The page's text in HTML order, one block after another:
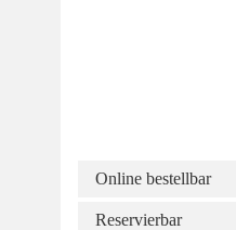
Online bestellbar
Reservierbar